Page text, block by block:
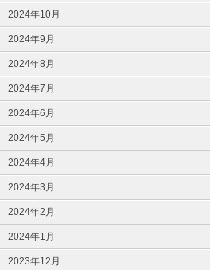
2024年10月
2024年9月
2024年8月
2024年7月
2024年6月
2024年5月
2024年4月
2024年3月
2024年2月
2024年1月
2023年12月